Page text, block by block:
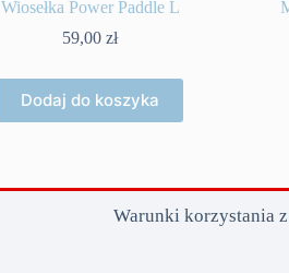
Wiosełka Power Paddle L
59,00zł
Dodaj do koszyka
Warunki korzystania